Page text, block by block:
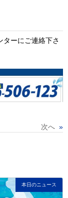
ーにご連絡下さ
次へ »
本日のニュース